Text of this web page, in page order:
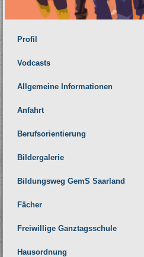
Profil
Vodcasts
Allgemeine Informationen
Anfahrt
Berufsorientierung
Bildergalerie
Bildungsweg GemS Saarland
Fächer
Freiwillige Ganztagsschule
Hausordnung